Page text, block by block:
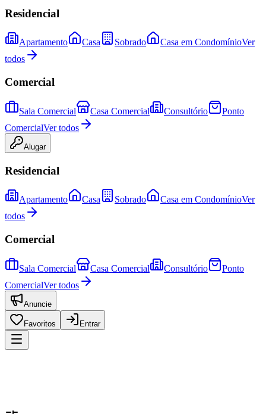
Residencial
Apartamento Casa Sobrado Casa em CondomínioVer
todos
Comercial
Sala Comercial Casa Comercial Consultório
Ponto
ComercialVer todos
Alugar
Residencial
Apartamento Casa Sobrado Casa em CondomínioVer
todos
Comercial
Sala Comercial Casa Comercial Consultório
Ponto
ComercialVer todos
Anuncie
Favoritos Entrar